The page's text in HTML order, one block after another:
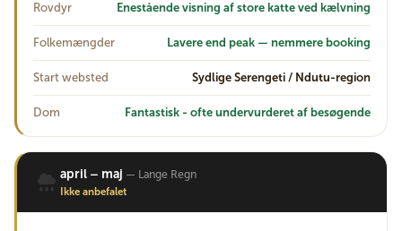
Rovdyr Enestående visning af store katte ved kælvning
Folkemængder Lavere end peak — nemmere booking
Start websted Sydlige Serengeti / Ndutu-region
Dom Fantastisk - ofte undervurderet af besøgende
april – maj — Lange Regn
Ikke anbefalet